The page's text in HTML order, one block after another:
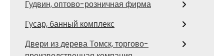
Гудвин, оптово-розничная фирма
Гусар, банный комплекс
Двери из дерева Томск, торгово-